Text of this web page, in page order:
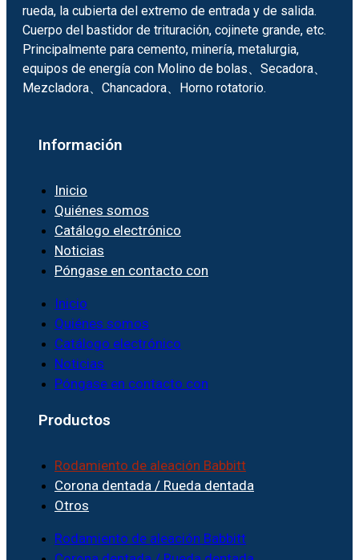
rueda, la cubierta del extremo de entrada y de salida.
Cuerpo del bastidor de trituración, cojinete grande, etc.
Principalmente para cemento, minería, metalurgia,
equipos de energía con Molino de bolas、Secadora、
Mezcladora、Chancadora、Horno rotatorio.
Información
Inicio
Quiénes somos
Catálogo electrónico
Noticias
Póngase en contacto con
Inicio
Quiénes somos
Catálogo electrónico
Noticias
Póngase en contacto con
Productos
Rodamiento de aleación Babbitt
Corona dentada / Rueda dentada
Otros
Rodamiento de aleación Babbitt